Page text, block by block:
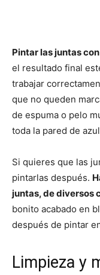
Pintar las juntas
el resultado final
trabajar
que no queden
de espuma o pelo
toda la pared de
Si quieres que las
pintarlas después.
juntas, de diversos
bonito acabado en
después de pintar
Limpieza y